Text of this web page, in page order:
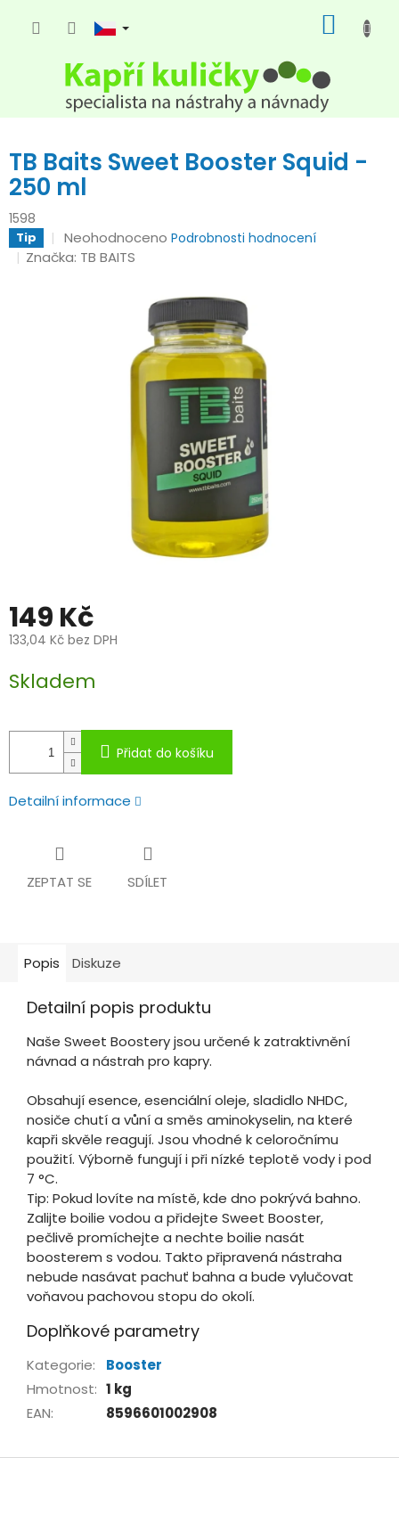
KOŠÍK
TB Baits Sweet Booster Squid -
250 ml
1598
Tip
Průměrné
hodnocení
hvězdiček.
Neohodnoceno Podrobnosti hodnocení
Značka: TB BAITS
149 Kč
133,04 Kč bez DPH
cena:
Skladem
Přidat do košíku
Detailní informace
ZEPTAT SE SDÍLET
Popis Diskuze
Detailní popis produktu
Naše Sweet Boostery jsou určené k zatraktivnění
návnad a nástrah pro kapry.
Obsahují esence, esenciální oleje, sladidlo NHDC,
nosiče chutí a vůní a směs aminokyselin, na které
kapři skvěle reagují. Jsou vhodné k celoročnímu
použití. Výborně fungují i při nízké teplotě vody i pod
7 °C.
Tip: Pokud lovíte na místě, kde dno pokrývá bahno.
Zalijte boilie vodou a přidejte Sweet Booster,
pečlivě promíchejte a nechte boilie nasát
boosterem s vodou. Takto připravená nástraha
nebude nasávat pachuť bahna a bude vylučovat
voňavou pachovou stopu do okolí.
Doplňkové parametry
Kategorie:
Booster
Hmotnost: 1 kg
EAN: 8596601002908
Z